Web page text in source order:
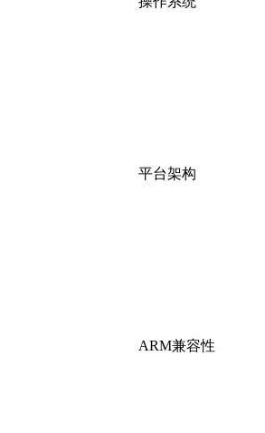
平台架构
ARM兼容性